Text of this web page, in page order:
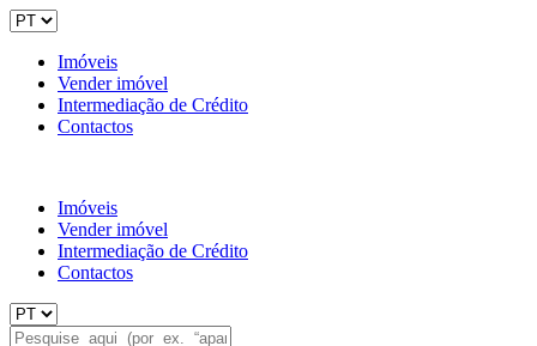
Imóveis
Vender imóvel
Intermediação de Crédito
Contactos
Imóveis
Vender imóvel
Intermediação de Crédito
Contactos